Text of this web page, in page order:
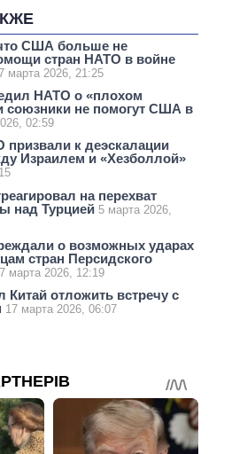
США больше не
стран НАТО в войне
марта 2026, 21:25
НАТО о «плохом
союзники не помогут США в
02:59
призвали к деэскалации
Израилем и «Хезболлой»
на перехват
над Турцией 5 марта 2026,
о возможных ударах
стран Персидского
марта 2026, 12:19
Китай отложить встречу с
17 марта 2026, 06:07